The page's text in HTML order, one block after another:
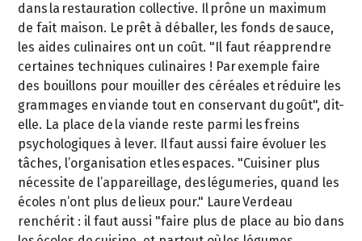
dans la restauration collective. Il prône un maximum
de fait maison. Le prêt à déballer, les fonds de sauce,
les aides culinaires ont un coût. "Il faut réapprendre
certaines techniques culinaires ! Par exemple faire
des bouillons pour mouiller des céréales et réduire les
grammages en viande tout en conservant du goût", dit-
elle. La place de la viande reste parmi les freins
psychologiques à lever. Il faut aussi faire évoluer les
tâches, l’organisation et les espaces. "Cuisiner plus
nécessite de l’appareillage, des légumeries, quand les
écoles n’ont plus de lieux pour." Laure Verdeau
renchérit : il faut aussi "faire plus de place au bio dans